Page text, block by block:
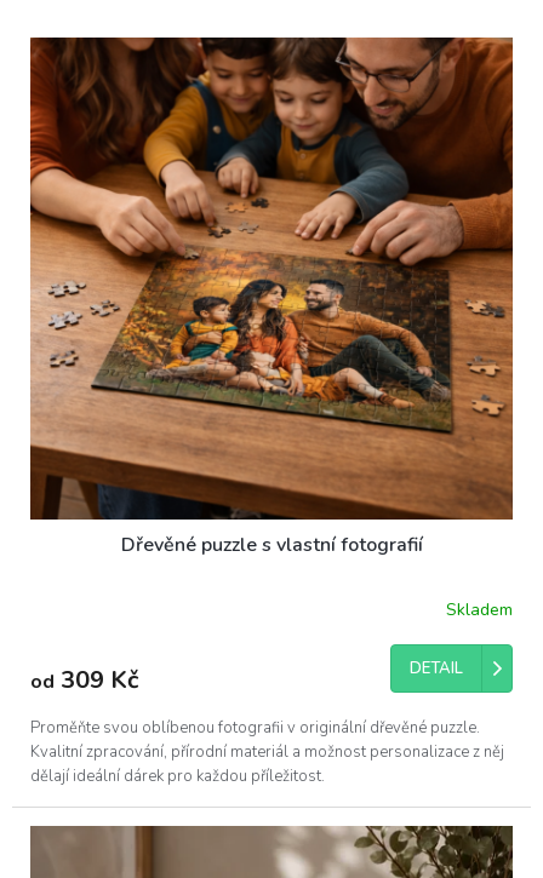
d
u
k
t
ů
V
ý
p
s
p
r
o
d
k
ů
Dřevěné puzzle s vlastní fotografií
Skladem
od 309 Kč DETAIL
Proměňte svou oblíbenou fotografii v originální dřevěné puzzle.
Kvalitní zpracování, přírodní materiál a možnost personalizace z něj
dělají ideální dárek pro každou příležitost.